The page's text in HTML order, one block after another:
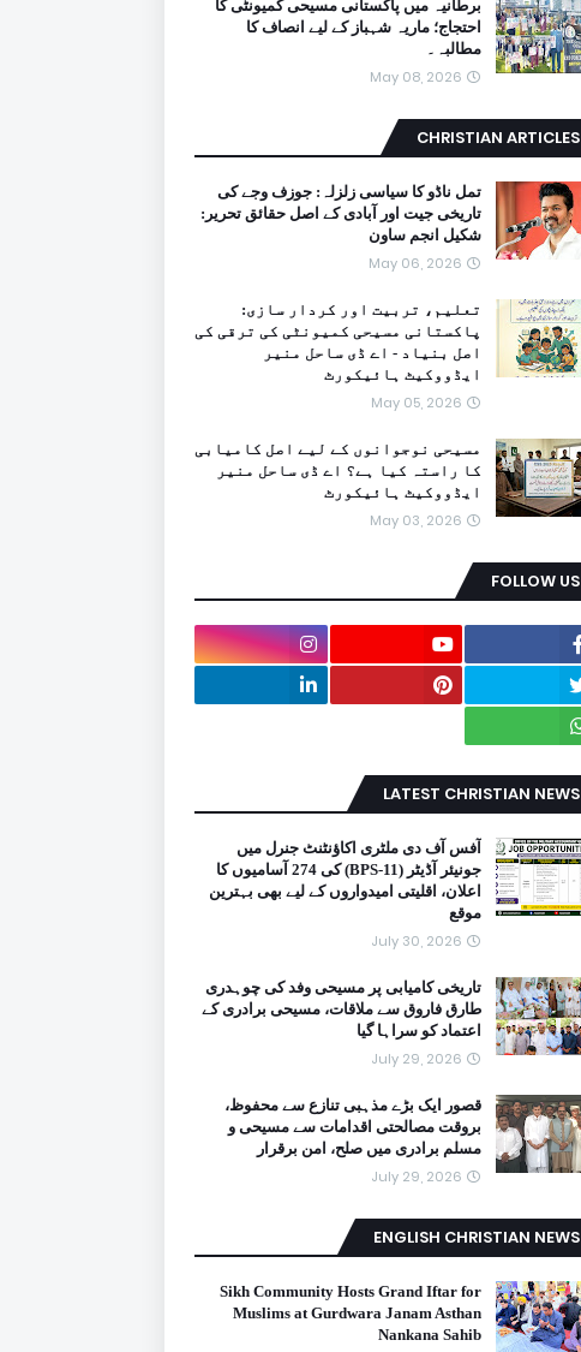
برطانیہ میں پاکستانی مسیحی کمیونٹی کا
احتجاج؛ ماریہ شہباز کے لیے انصاف کا
مطالبہ۔
May 08, 2026
CHRISTIAN ARTICLES
تمل ناڈو کا سیاسی زلزلہ: جوزف وجے کی
تاریخی جیت اور آبادی کے اصل حقائق تحریر:
شکیل انجم ساون
May 06, 2026
تعلیم، تربیت اور کردار سازی:
پاکستانی مسیحی کمیونٹی کی ترقی کی
اصل بنیاد - اے ڈی ساحل منیر
ایڈووکیٹ ہائیکورٹ
May 05, 2026
مسیحی نوجوانوں کے لیے اصل کامیابی
کا راستہ کیا ہے؟ اے ڈی ساحل منیر
ایڈووکیٹ ہائیکورٹ
May 03, 2026
FOLLOW US
LATEST CHRISTIAN NEWS
آفس آف دی ملٹری اکاؤنٹنٹ جنرل میں
جونیئر آڈیٹر (BPS-11) کی 274 آسامیوں کا
اعلان، اقلیتی امیدواروں کے لیے بھی بہترین
موقع
July 30, 2026
تاریخی کامیابی پر مسیحی وفد کی چوہدری
طارق فاروق سے ملاقات، مسیحی برادری کے
اعتماد کو سراہا گیا
July 29, 2026
قصور ایک بڑے مذہبی تنازع سے محفوظ،
بروقت مصالحتی اقدامات سے مسیحی و
مسلم برادری میں صلح، امن برقرار
July 29, 2026
ENGLISH CHRISTIAN NEWS
Sikh Community Hosts Grand Iftar for
Muslims at Gurdwara Janam Asthan
Nankana Sahib